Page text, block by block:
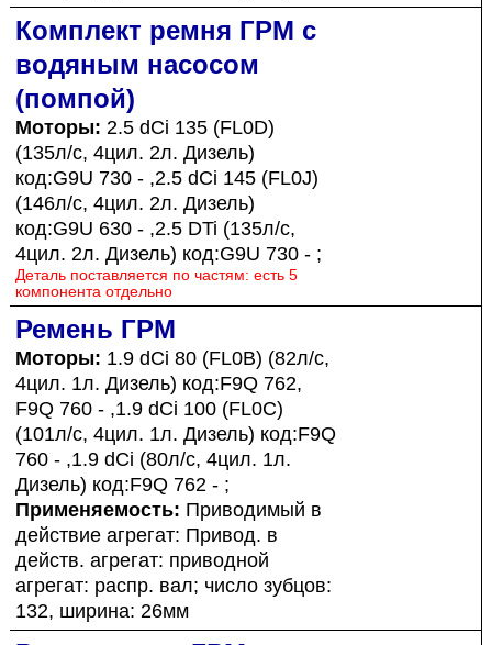
Комплект ремня ГРМ с
водяным насосом
(помпой)
Моторы: 2.5 dCi 135 (FL0D)
(135л/с, 4цил. 2л. Дизель)
код:G9U 730 - ,2.5 dCi 145 (FL0J)
(146л/с, 4цил. 2л. Дизель)
код:G9U 630 - ,2.5 DTi (135л/с,
4цил. 2л. Дизель) код:G9U 730 - ;
Деталь поставляется по частям: есть 5
компонента отдельно
Ремень ГРМ
Моторы: 1.9 dCi 80 (FL0B) (82л/с,
4цил. 1л. Дизель) код:F9Q 762,
F9Q 760 - ,1.9 dCi 100 (FL0C)
(101л/с, 4цил. 1л. Дизель) код:F9Q
760 - ,1.9 dCi (80л/с, 4цил. 1л.
Дизель) код:F9Q 762 - ;
Применяемость: Приводимый в
действие агрегат: Привод. в
действ. агрегат: приводной
агрегат: распр. вал; число зубцов:
132, ширина: 26мм